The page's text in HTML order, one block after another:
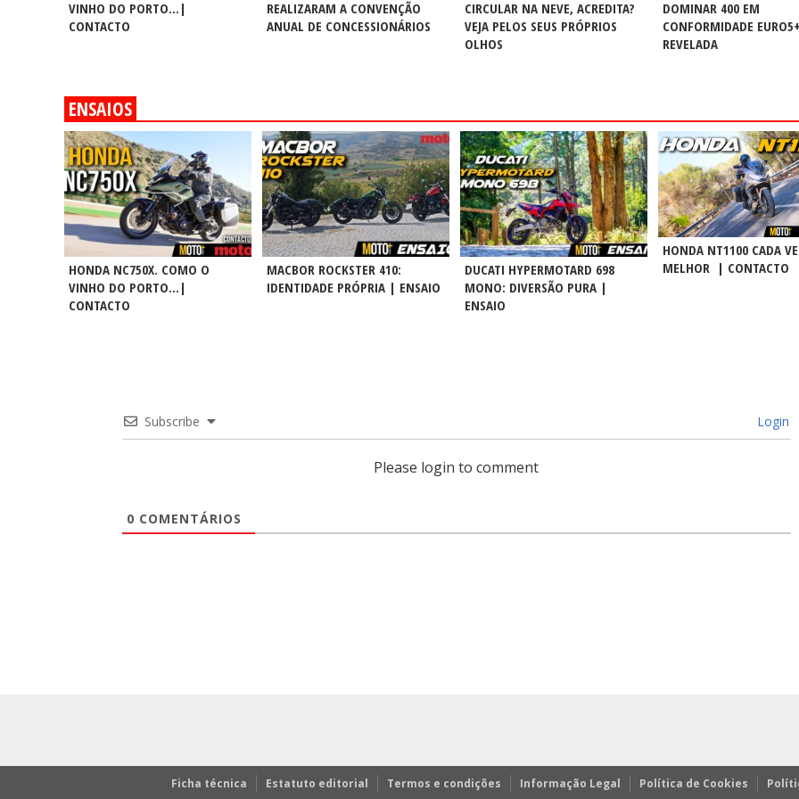
VINHO DO PORTO…|
CONTACTO
REALIZARAM A CONVENÇÃO
ANUAL DE CONCESSIONÁRIOS
CIRCULAR NA NEVE, ACREDITA?
VEJA PELOS SEUS PRÓPRIOS
OLHOS
DOMINAR 400 EM
CONFORMIDADE EURO5+
REVELADA
ENSAIOS
HONDA NC750X. COMO O
VINHO DO PORTO…|
CONTACTO
MACBOR ROCKSTER 410:
IDENTIDADE PRÓPRIA | ENSAIO
DUCATI HYPERMOTARD 698
MONO: DIVERSÃO PURA |
ENSAIO
HONDA NT1100 CADA
MELHOR | CONTACTO
Subscribe Login
Please login to comment
0 COMENTÁRIOS
Ficha técnica Estatuto editorial Termos e condições Informação Legal Política de Cookies